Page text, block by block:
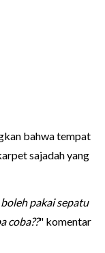
bahwa tempat
sajadah yang
pakai sepatu
coba??" komentar